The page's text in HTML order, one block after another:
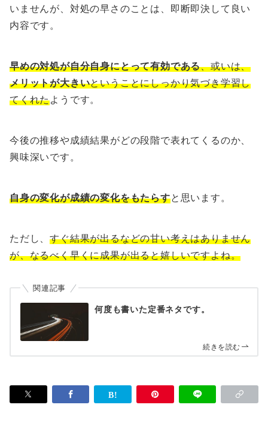
いませんが、対処の早さのことは、即断即決して良い
内容です。
早めの対処が自分自身にとって有効である、或いは、
メリットが大きいということにしっかり気づき学習し
てくれたようです。
今後の推移や成績結果がどの段階で表れてくるのか、
興味深いです。
自身の変化が成績の変化をもたらすと思います。
ただし、すぐ結果が出るなどの甘い考えはありません
が、なるべく早くに成果が出ると嬉しいですよね。
関連記事
何度も書いた定番ネタです。
続きを読む